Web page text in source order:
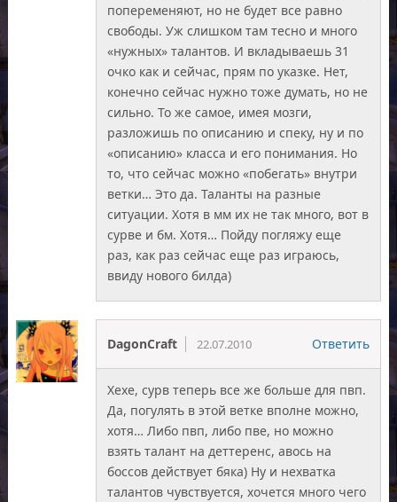
попеременяют, но не будет все равно
свободы. Уж слишком там тесно и много
«нужных» талантов. И вкладываешь 31
очко как и сейчас, прям по указке. Нет,
конечно сейчас нужно тоже думать, но не
сильно. То же самое, имея мозги,
разложишь по описанию и спеку, ну и по
«описанию» класса и его понимания. Но
то, что сейчас можно «побегать» внутри
ветки… Это да. Таланты на разные
ситуации. Хотя в мм их не так много, вот в
сурве и бм. Хотя… Пойду погляжу еще
раз, как раз сейчас еще раз играюсь,
ввиду нового билда)
DagonCraft 22.07.2010 Ответить
Хехе, сурв теперь все же больше для пвп.
Да, погулять в этой ветке вполне можно,
хотя… Либо пвп, либо пве, но можно
взять талант на деттеренс, авось на
боссов действует бяка) Ну и нехватка
талантов чувствуется, хочется много чего